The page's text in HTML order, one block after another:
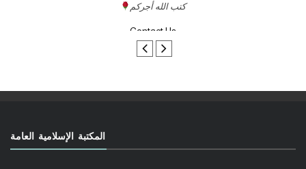
المكتبة الإسلامية العامة